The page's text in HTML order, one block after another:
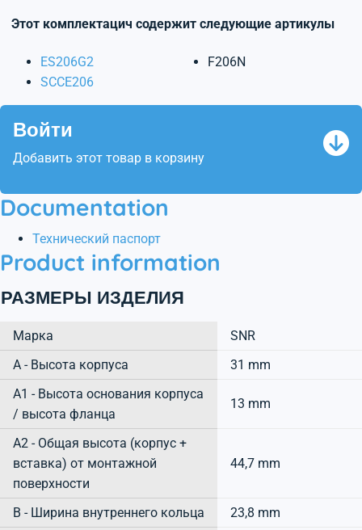
Этот комплектацич содержит следующие артикулы
ES206G2
SCCE206
F206N
Войти
Добавить этот товар в корзину
Documentation
Технический паспорт
Product information
РАЗМЕРЫ ИЗДЕЛИЯ
Марка
SNR
А - Высота корпуса
31 mm
A1 - Высота основания корпуса
/ высота фланца
13 mm
A2 - Общая высота (корпус +
вставка) от монтажной
поверхности
44,7 mm
B - Ширина внутреннего кольца 23,8 mm